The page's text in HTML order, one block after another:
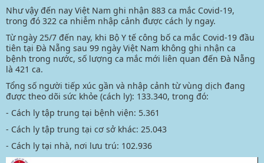
Như vậy đến nay Việt Nam ghi nhận 883 ca mắc Covid-19,
trong đó 322 ca nhiễm nhập cảnh được cách ly ngay.
Từ ngày 25/7 đến nay, khi Bộ Y tế công bố ca mắc Covid-19 đầu
tiên tại Đà Nẵng sau 99 ngày Việt Nam không ghi nhận ca
bệnh trong nước, số lượng ca mắc mới liên quan đến Đà Nẵng
là 421 ca.
Tổng số người tiếp xúc gần và nhập cảnh từ vùng dịch đang
được theo dõi sức khỏe (cách ly): 133.340, trong đó:
- Cách ly tập trung tại bệnh viện: 5.361
- Cách ly tập trung tại cơ sở khác: 25.043
- Cách ly tại nhà, nơi lưu trú: 102.936